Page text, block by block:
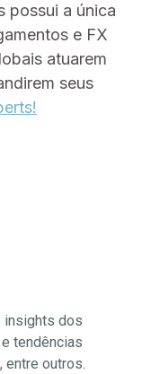
possui a única
e FX
atuarem
seus
insights dos
tendências
entre outros.